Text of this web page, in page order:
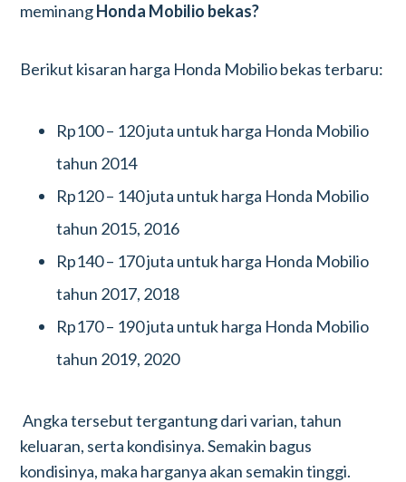
meminangHonda Mobilio bekas?
Berikut kisaran harga Honda Mobilio bekas terbaru:
Rp100 – 120 juta untuk harga Honda Mobilio
tahun 2014
Rp120 – 140 juta untuk harga Honda Mobilio
tahun 2015, 2016
Rp140 – 170 juta untuk harga Honda Mobilio
tahun 2017, 2018
Rp170 – 190 juta untuk harga Honda Mobilio
tahun 2019, 2020
Angka tersebut tergantung dari varian, tahun
keluaran, serta kondisinya. Semakin bagus
kondisinya, maka harganya akan semakin tinggi.